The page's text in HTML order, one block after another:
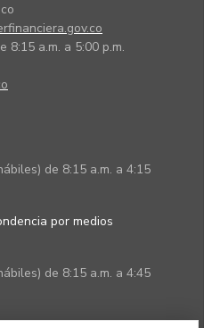
8:15 a.m. a 5:00 p.m.
de 8:15 a.m. a 4:15
por medios
de 8:15 a.m. a 4:45